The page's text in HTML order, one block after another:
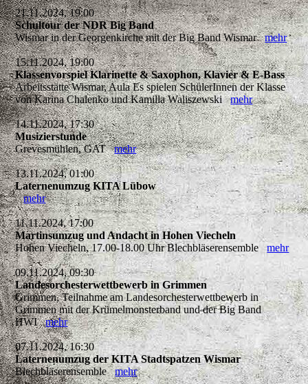
21.11.2024, 19:00
Schultour der NDR Big Band
Wismar in der Georgenkirche mit der Big Band Wismarmehr
15.11.2024, 19:00
Klassenvorspiel Klarinette & Saxophon, Klavier & E-Bass
Arbeitsstätte Wismar, Aula Es spielen SchülerInnen der Klasse
von Karina Chalenko und Kamilla Waliszewskimehr
14.11.2024, 17:30
Musizierstunde
Grevesmühlen, GATmehr
13.11.2024, 01:00
Laternenumzug KITA Lübow
mehr
11.11.2024, 17:00
Martinsumzug und Andacht in Hohen Viecheln
Hohen Viecheln, 17.00-18.00 Uhr Blechbläserensemblemehr
09.11.2024, 09:30
Landesorchesterwettbewerb in Grimmen
Grimmen, Teilnahme am Landesorchesterwettbewerb in
Grimmen mit der Krümelmonsterband und der Big Band
HWImehr
07.11.2024, 16:30
Laternenumzug der KITA Stadtspatzen Wismar
Blechbläserensemblemehr